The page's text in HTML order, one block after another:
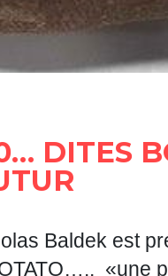
DITES
Baldek est
«une